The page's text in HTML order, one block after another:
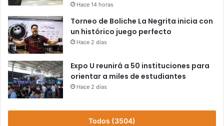
Hace 14 horas
Torneo de Boliche La Negrita inicia con
un histórico juego perfecto
Hace 2 días
Expo U reunirá a 50 instituciones para
orientar a miles de estudiantes
Hace 2 días
Todos (3504)